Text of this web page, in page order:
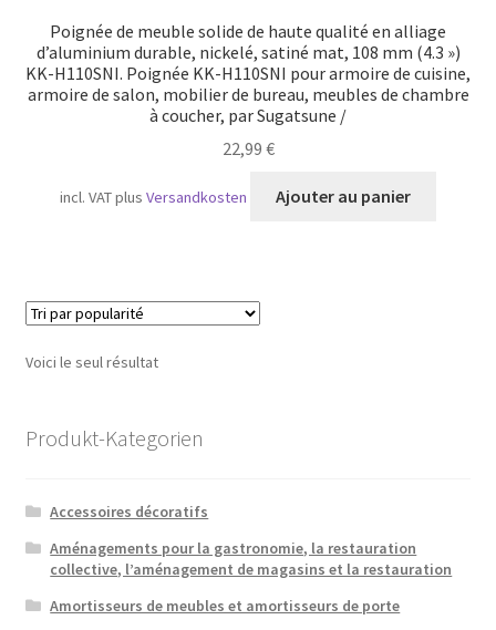
Poignée de meuble solide de haute qualité en alliage
d’aluminium durable, nickelé, satiné mat, 108 mm (4.3 »)
KK-H110SNI. Poignée KK-H110SNI pour armoire de cuisine,
armoire de salon, mobilier de bureau, meubles de chambre
à coucher, par Sugatsune /
22,99 €
incl. VATplusVersandkosten Ajouter au panier
Voici le seul résultat
Produkt-Kategorien
Accessoires décoratifs
Aménagements pour la gastronomie, la restauration
collective, l’aménagement de magasins et la restauration
Amortisseurs de meubles et amortisseurs de porte